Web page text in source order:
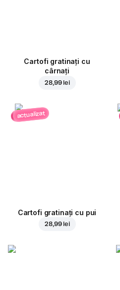
Cartofi gratinați cu
cârnați
28,99 lei
actualizat
Cartofi gratinați cu pui
28,99 lei